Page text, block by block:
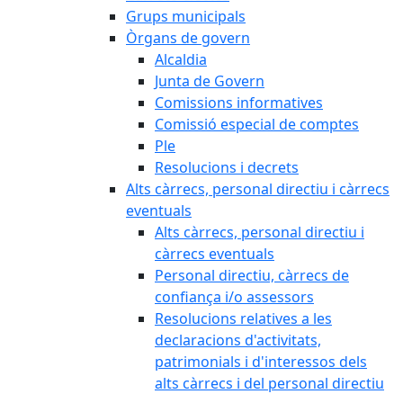
Grups municipals
Òrgans de govern
Alcaldia
Junta de Govern
Comissions informatives
Comissió especial de comptes
Ple
Resolucions i decrets
Alts càrrecs, personal directiu i càrrecs
eventuals
Alts càrrecs, personal directiu i
càrrecs eventuals
Personal directiu, càrrecs de
confiança i/o assessors
Resolucions relatives a les
declaracions d'activitats,
patrimonials i d'interessos dels
alts càrrecs i del personal directiu